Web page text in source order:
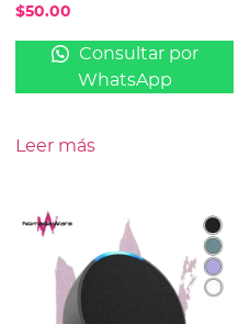
$50.00
Consultar por
WhatsApp
Leer más